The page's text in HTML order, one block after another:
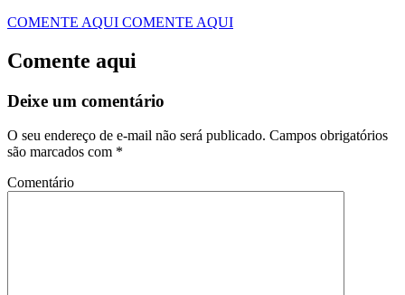
COMENTE AQUI COMENTE AQUI
Comente aqui
Deixe um comentário
O seu endereço de e-mail não será publicado. Campos obrigatórios
são marcados com *
Comentário